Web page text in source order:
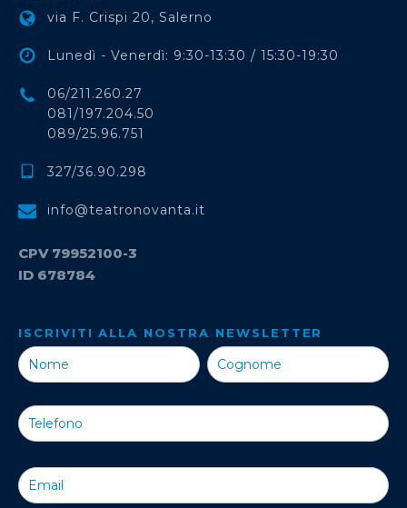
via F. Crispi 20, Salerno
Lunedì - Venerdì: 9:30-13:30 / 15:30-19:30
06/211.260.27
081/197.204.50
089/25.96.751
327/36.90.298
info@teatronovanta.it
CPV 79952100-3
ID 678784
ISCRIVITI ALLA NOSTRA NEWSLETTER
Iscriviti alla